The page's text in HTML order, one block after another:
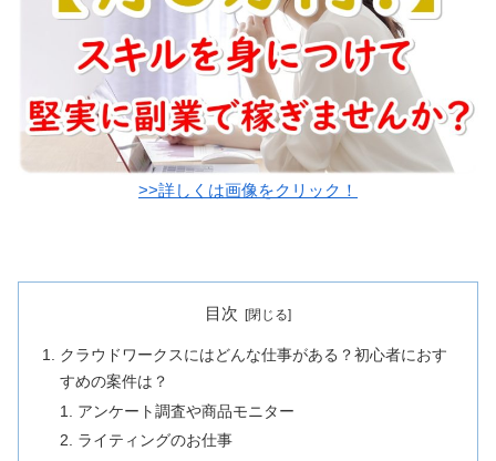
>>詳しくは画像をクリック！
目次
クラウドワークスにはどんな仕事がある？初心者におす
すめの案件は？
アンケート調査や商品モニター
ライティングのお仕事